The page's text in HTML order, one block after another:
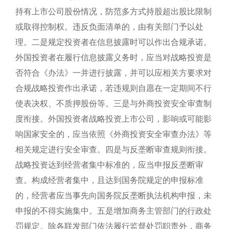
持有上市公司股份情况，防范多方式持股超出股比限制
或取得控制权。违反负面清单的，由有关部门予以处
理。二是规定投资者在信息披露时可以作出合规承诺。
外国投资者在履行信息披露义务时，应当对战略投资是
否符合《办法》一并进行披露，并可以应相关方要求对
合规战略投资作出承诺，若违规则自愿在一定期间不行
使表决权、不质押股份等。三是与外商投资安全审查制
度衔接。外国投资者战略投资上市公司，影响或可能影
响国家安全的，应当依照《外商投资安全审查办法》等
相关规定进行安全审查。四是与反垄断审查规则衔接。
战略投资达到经营者集中标准的，应当申报反垄断审
查。构成经营者集中，且达到国务院规定的申报标准
的，经营者应当事先向国务院反垄断执法机构申报，未
申报的不得实施集中。五是增加商务主管部门的行政处
罚规定。除各联发部门依法履行监督处罚职责外，商务